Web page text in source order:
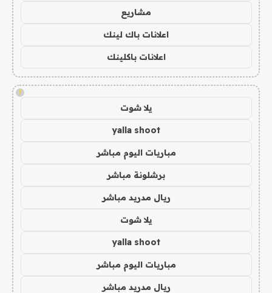
مشاريع
اعلانات باك لينك
اعلانات باكلينك
!
يلا شوت
yalla shoot
مباريات اليوم مباشر
برشلونة مباشر
ريال مدريد مباشر
يلا شوت
yalla shoot
مباريات اليوم مباشر
ريال مدريد مباشر